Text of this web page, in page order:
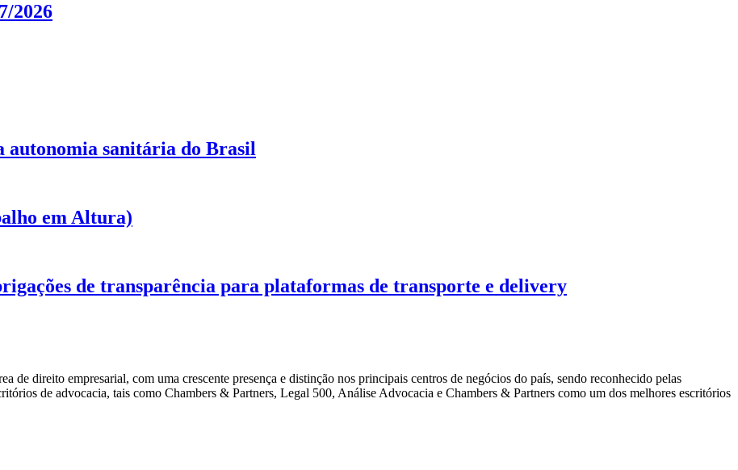
2026
autonomia sanitária do Brasil
em Altura)
de transparência para plataformas de transporte e delivery
de direito empresarial, com uma crescente presença e distinção nos principais centros de negócios do país, sendo reconhecido pelas
de advocacia, tais como Chambers & Partners, Legal 500, Análise Advocacia e Chambers & Partners como um dos melhores escritórios